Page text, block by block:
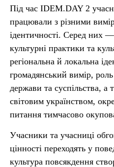
Під час IDEM.DAY 2
працювали з різними
ідентичності. Серед них
культурні практики та
регіональна й локальна
громадянський вимір, роль
держави та суспільства, а
світовим українством,
питання тимчасово
Учасники та учасниці
цінності переходять у
культура повсякдення